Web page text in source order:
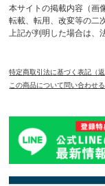
本サイトの掲載内容（画
転載、転用、改変等の二
上記が判明した場合は、
特定商取引法に基づく表記（返
この商品について問い合わせる